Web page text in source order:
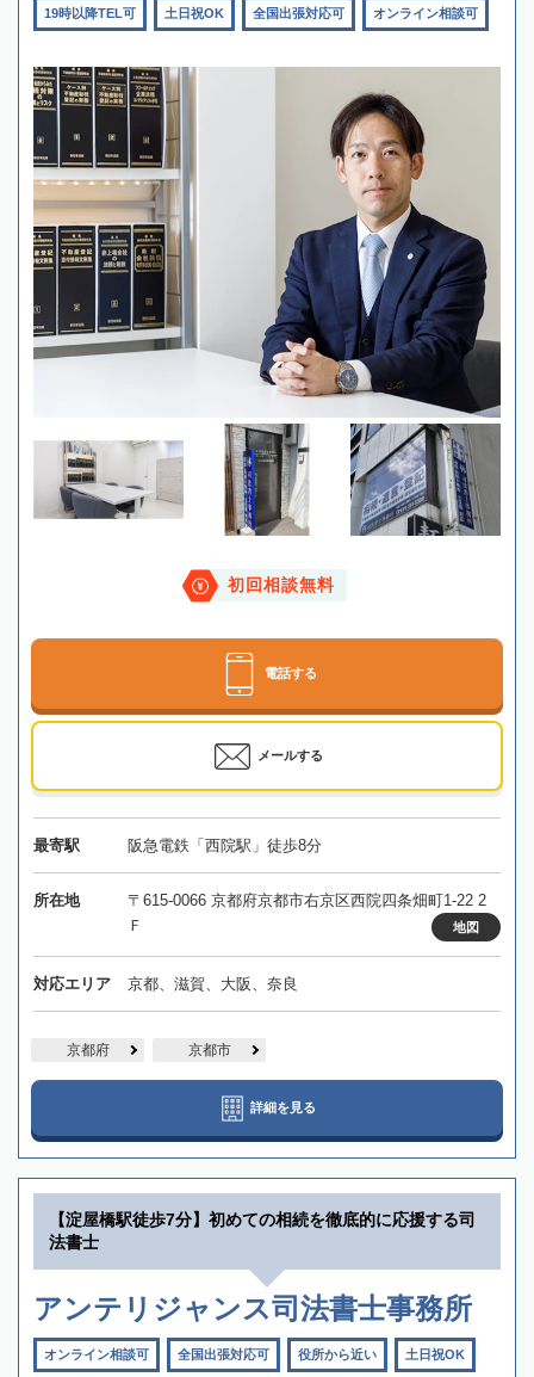
19時以降TEL可 土日祝OK 全国出張対応可 オンライン相談可
初回相談無料
電話する
メールする
最寄駅 阪急電鉄「西院駅」徒歩8分
所在地
〒615-0066 京都府京都市右京区西院四条畑町1-22 2
Ｆ
地図
対応エリア 京都、滋賀、大阪、奈良
京都府 京都市
詳細を見る
【淀屋橋駅徒歩7分】初めての相続を徹底的に応援する司
法書士
アンテリジャンス司法書士事務所
オンライン相談可 全国出張対応可 役所から近い 土日祝OK